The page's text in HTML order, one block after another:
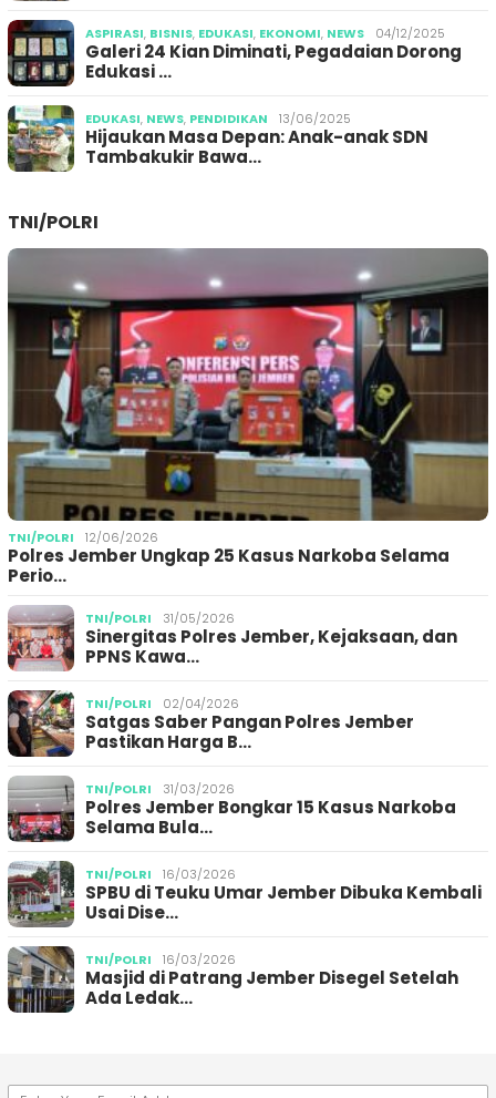
ASPIRASI, BISNIS, EDUKASI, EKONOMI, NEWS 04/12/2025
Galeri 24 Kian Diminati, Pegadaian Dorong
Edukasi …
EDUKASI, NEWS, PENDIDIKAN 13/06/2025
Hijaukan Masa Depan: Anak-anak SDN
Tambakukir Bawa…
TNI/POLRI
TNI/POLRI 12/06/2026
Polres Jember Ungkap 25 Kasus Narkoba Selama
Perio…
TNI/POLRI 31/05/2026
Sinergitas Polres Jember, Kejaksaan, dan
PPNS Kawa…
TNI/POLRI 02/04/2026
Satgas Saber Pangan Polres Jember
Pastikan Harga B…
TNI/POLRI 31/03/2026
Polres Jember Bongkar 15 Kasus Narkoba
Selama Bula…
TNI/POLRI 16/03/2026
SPBU di Teuku Umar Jember Dibuka Kembali
Usai Dise…
TNI/POLRI 16/03/2026
Masjid di Patrang Jember Disegel Setelah
Ada Ledak…